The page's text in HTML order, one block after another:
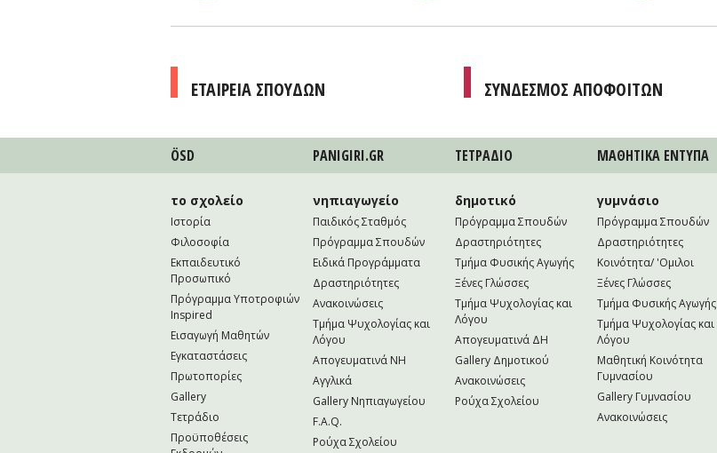
ΕΤΑΙΡΕΙΑ ΣΠΟΥΔΩΝ ΣΥΝΔΕΣΜΟΣ ΑΠΟΦΟΙΤΩΝ
ÖSD PANIGIRI.GR ΤΕΤΡAΔΙΟ ΜΑΘΗΤΙΚA ΕΝΤΥΠΑ
το σχολείο
Ιστορία
Φιλοσοφία
Εκπαιδευτικό
Προσωπικό
Πρόγραμμα Υποτροφιών
Inspired
Εισαγωγή Μαθητών
Εγκαταστάσεις
Πρωτοπορίες
Gallery
Τετράδιο
Προϋποθέσεις
νηπιαγωγείο
Παιδικός Σταθμός
Πρόγραμμα Σπουδών
Ειδικά Προγράμματα
Δραστηριότητες
Ανακοινώσεις
Τμήμα Ψυχολογίας και
Λόγου
Απογευματινά NH
Αγγλικά
Gallery Νηπιαγωγείου
F.A.Q.
Ρούχα Σχολείου
δημοτικό
Πρόγραμμα Σπουδών
Δραστηριότητες
Τμήμα Φυσικής Αγωγής
Ξένες Γλώσσες
Τμήμα Ψυχολογίας και
Λόγου
Απογευματινά ΔΗ
Gallery Δημοτικού
Ανακοινώσεις
Ρούχα Σχολείου
γυμνάσιο
Πρόγραμμα Σπουδών
Δραστηριότητες
Κοινότητα/ 'Ομιλοι
Ξένες Γλώσσες
Τμήμα Φυσικής Αγωγής
Τμήμα Ψυχολογίας και
Λόγου
Μαθητική Κοινότητα
Γυμνασίου
Gallery Γυμνασίου
Ανακοινώσεις